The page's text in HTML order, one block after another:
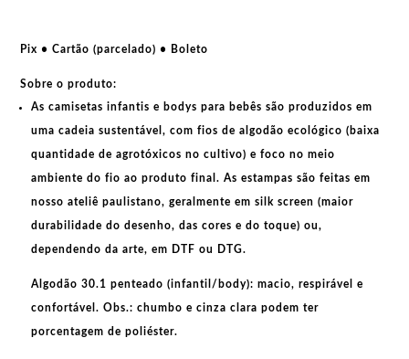
a
quantidade
Pix • Cartão (parcelado) • Boleto
Sobre o produto:
Ascamisetas infantis e bodys para bebês são produzidos em
uma cadeia sustentável, com fios dealgodão ecológico (baixa
quantidade de agrotóxicos no cultivo) e foco no meio
ambiente do fio ao produto final. Asestampas são feitas em
nosso ateliê paulistano, geralmente emsilk screen (maior
durabilidade do desenho, das cores e do toque) ou,
dependendo da arte, em DTF ou DTG.
Algodão 30.1 penteado (infantil/body): macio, respirável e
confortável.Obs.: chumbo e cinza clara podem ter
porcentagem de poliéster.